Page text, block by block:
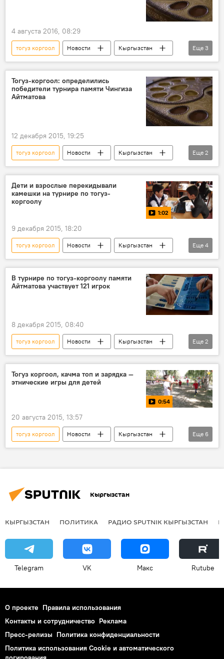
4 августа 2016, 08:29
тогуз коргоол Новости
Кыргызстан
спорт
Всемирные игры кочевников
Еще 3
Тогуз-коргоол: определились
победители турнира памяти Чингиза
Айтматова
12 декабря 2015, 19:25
тогуз коргоол Новости
Кыргызстан
спорт
ГАФКиС
Еще 2
Дети и взрослые перекидывали
камешки на турнире по тогуз-
коргоолу
1:02
9 декабря 2015, 18:20
тогуз коргоол Новости
Кыргызстан
видео
спорт турнир игра
Еще 4
В турнире по тогуз-коргоолу памяти
Айтматова участвует 121 игрок
8 декабря 2015, 08:40
тогуз коргоол Новости
Кыргызстан
спорт
ГАФКиС
Еще 2
Тогуз коргоол, качма топ и зарядка —
этнические игры для детей
0:54
20 августа 2015, 13:57
тогуз коргоол Новости
Кыргызстан
видео
Общество
Культура
Еще 6
Кыргызстан
КЫРГЫЗСТАН ПОЛИТИКА РАДИО SPUTNIK КЫРГЫЗСТАН
Telegram VK Макс Rutube
О проекте Правила использования
Контакты и сотрудничество Реклама
Пресс-релизы Политика конфиденциальности
Политика использования Cookie и автоматического